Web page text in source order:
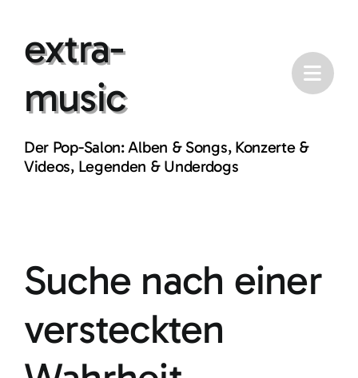
contentextra-
music
Der Pop-Salon: Alben & Songs, Konzerte &
Videos, Legenden & Underdogs
Suche nach einer
versteckten